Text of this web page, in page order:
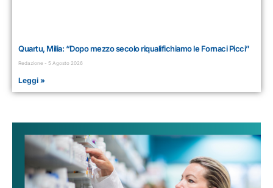
Quartu, Milia: “Dopo mezzo secolo riqualifichiamo le Fornaci Picci”
Redazione 5 Agosto 2026
Leggi »